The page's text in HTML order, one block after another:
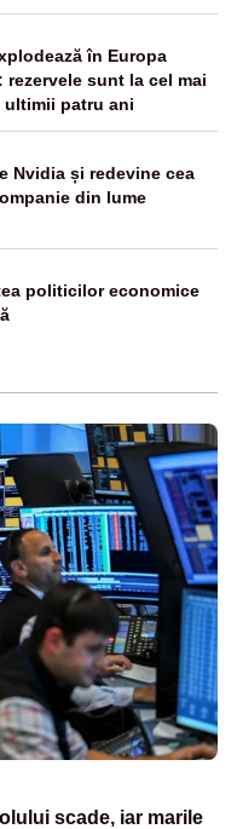
în Europa
rezervele sunt la cel mai
patru ani
Nvidia și redevine cea
din lume
politicilor economice
scade, iar marile